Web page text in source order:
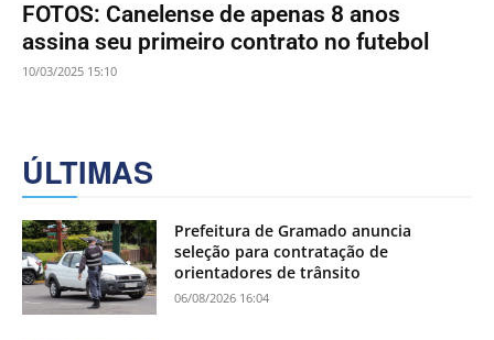
FOTOS: Canelense de apenas 8 anos
assina seu primeiro contrato no futebol
10/03/2025 15:10
ÚLTIMAS
Prefeitura de Gramado anuncia
seleção para contratação de
orientadores de trânsito
06/08/2026 16:04